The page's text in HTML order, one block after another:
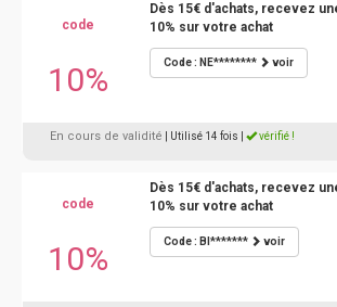
code
10%
Dès 15€ d'achats, recevez
10% sur votre achat
Code : NE******** voir
En cours de validité | Utilisé 14 fois vérifié !
code
10%
Dès 15€ d'achats, recevez
10% sur votre achat
Code : BI******* voir